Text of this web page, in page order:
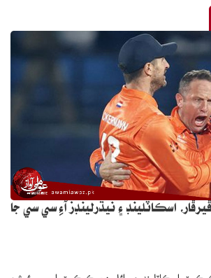
اسڪاٽلينڊ ۽ نيڌرلينڊز آءِ سي سي جا
اسڪاٽلينڊ ۽ رائل ڊچ ڪرڪيٽ ايسوسيئيشن